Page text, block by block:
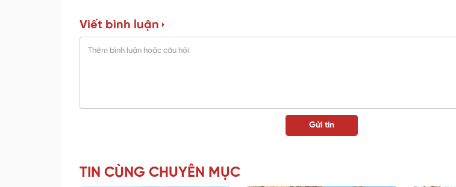
Viết bình luận
TIN CÙNG CHUYÊN MỤC